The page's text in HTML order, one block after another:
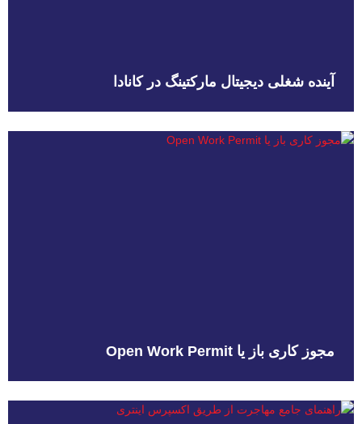
آینده شغلی دیجیتال مارکتینگ در کانادا
مجوز کاری باز یا Open Work Permit